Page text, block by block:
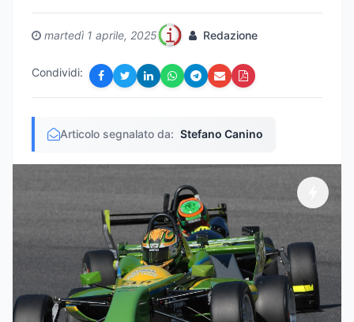
martedì 1 aprile, 2025 Redazione
Condividi:
Articolo segnalato da: Stefano Canino